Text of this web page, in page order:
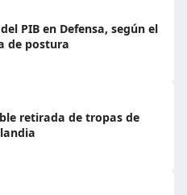
PIB en Defensa, según el
de postura
retirada de tropas de